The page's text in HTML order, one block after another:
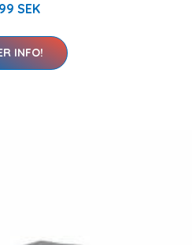
SEK
INFO!